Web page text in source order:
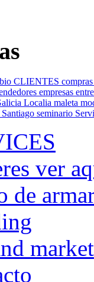
CLIENTES compras
empresas
Localia maleta
Santiago seminario
ver
de
market